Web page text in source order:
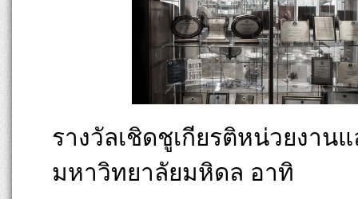
รางวัลเชิดชูเกียรติหน่วยงา
มหาวิทยาลัยมหิดล อาทิ